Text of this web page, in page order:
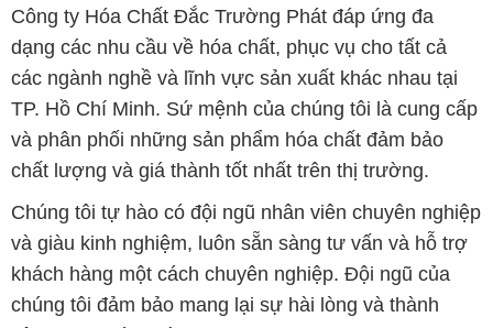
Công ty Hóa Chất Đắc Trường Phát đáp ứng đa
dạng các nhu cầu về hóa chất, phục vụ cho tất cả
các ngành nghề và lĩnh vực sản xuất khác nhau tại
TP. Hồ Chí Minh. Sứ mệnh của chúng tôi là cung cấp
và phân phối những sản phẩm hóa chất đảm bảo
chất lượng và giá thành tốt nhất trên thị trường.
Chúng tôi tự hào có đội ngũ nhân viên chuyên nghiệp
và giàu kinh nghiệm, luôn sẵn sàng tư vấn và hỗ trợ
khách hàng một cách chuyên nghiệp. Đội ngũ của
chúng tôi đảm bảo mang lại sự hài lòng và thành